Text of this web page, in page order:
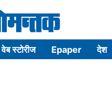
वेब स्टोरीज Epaper देश